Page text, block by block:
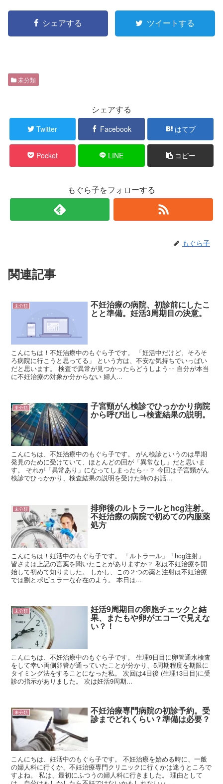
シェアする ツイートする
未分類
シェアする
Twitter Facebook はてブ
Pocket LINE コピー
もぐら子をフォローする
もぐら子
関連記事
未分類 不妊治療の病院、初診前にしたこ
とと準備。妊活3周期目の決意。
こんにちは！不妊治療中のもぐら子です。 「妊活中だけど、そろそ
ろ病院に行こうと思ってる」 という方は、不安な気持ちでいっぱい
だと思います。 検査で異常が見つかったらどうしよう‥ 自分が本当
に不妊治療の対象か分からない 婦人...
未分類 子宮頸がん検診でひっかかり病院
から呼び出し→検査結果の説明。
こんにちは、不妊治療中のもぐら子です。 がん検診というのは早期
発見のために受けていて、ほとんどの回が「異常なし」だと思いま
す。 それが「異常あり」になってしまったら‥？ 今回は子宮頸がん
検診でひっかかり、検査結果の説明を受けた時のお話...
未分類 排卵後のルトラールとhcg注射。
不妊治療の病院で初めての内服薬
処方
こんにちは！妊活中のもぐら子です。 「ルトラール」「hcg注射」
皆さまは上記の言葉を聞いたことがありますか？ 私は不妊治療を開
始して初めて知りました。 しかし、この２つの薬と注射は不妊治療
では割とポピュラーな存在のよう。 本日は...
未分類 妊活9周期目の卵胞チェックと結
果、またもや卵がエコーで見えな
い？！
こんにちは、不妊治療中のもぐら子です。 生理9日目に卵管通水検査
をして幸い両側卵管が通っていたことが分かり、5周期程度を期限に
タイミング法をすることになった私。 次回は4日後 (生理13日目)に受
診の指示がありました。 次は妊活9周期...
未分類 不妊治療専門病院の初診予約。受
診までどれくらい？準備は必要？
こんにちは、妊活中のもぐら子です。 不妊治療を始める時に、一般
の婦人科に行くか、不妊治療専門クリニックに行くかは迷うところで
すよね。 私は、最初にふつうの婦人科に行きました。 理由として